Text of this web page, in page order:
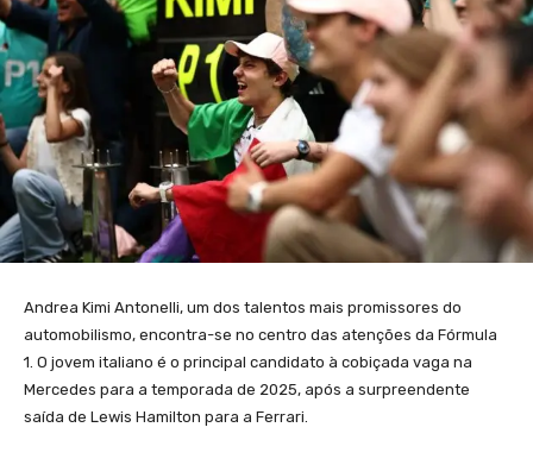
Andrea Kimi Antonelli, um dos talentos mais promissores do
automobilismo, encontra-se no centro das atenções da Fórmula
1. O jovem italiano é o principal candidato à cobiçada vaga na
Mercedes para a temporada de 2025, após a surpreendente
saída de Lewis Hamilton para a Ferrari.